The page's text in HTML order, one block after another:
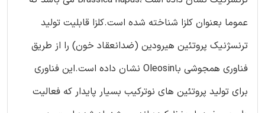
عموما بعنوان کلزا شناخته شده است.کلزا قابلیت تولید
ترنسژنیک پروتئین هیرودین (ضدانعقاد خون) را از طریق
فناوری همجوشی باOleosin نشان داده است.این فناوری
برای تولید پروتئین های نوترکیب بسیار پایدار که فعالیت